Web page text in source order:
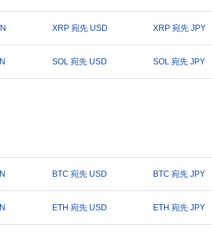
XRP 宛先 USD XRP 宛先 JPY
SOL 宛先 USD SOL 宛先 JPY
BTC 宛先 USD BTC 宛先 JPY
ETH 宛先 USD ETH 宛先 JPY